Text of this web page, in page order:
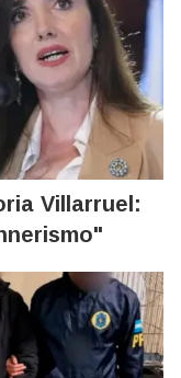
Villarruel: